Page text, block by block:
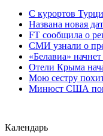
С курортов
Названа новая
FT сообщила о
СМИ узнали о
«Белавиа»
Отели Крыма
Мою сестру
Минюст США
Календарь